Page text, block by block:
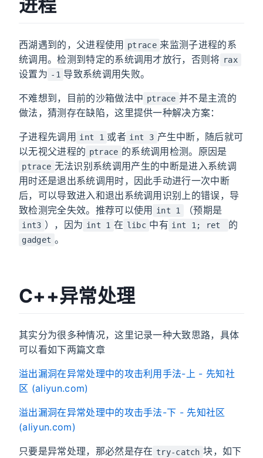
进程
西湖遇到的，父进程使用 ptrace 来监测子进程的系
统调用。检测到特定的系统调用才放行，否则将 rax
设置为 -1 导致系统调用失败。
不难想到，目前的沙箱做法中 ptrace 并不是主流的
做法，猜测存在缺陷，这里提供一种解决方案：
子进程先调用 int 1 或者 int 3 产生中断，随后就可
以无视父进程的 ptrace 的系统调用检测。原因是
ptrace 无法识别系统调用产生的中断是进入系统调
用时还是退出系统调用时，因此手动进行一次中断
后，可以导致进入和退出系统调用识别上的错误，导
致检测完全失效。推荐可以使用 int 1 （预期是
int3 ），因为 int 1 在 libc 中有 int 1; ret 的
gadget 。
C++异常处理
其实分为很多种情况，这里记录一种大致思路，具体
可以看如下两篇文章
溢出漏洞在异常处理中的攻击利用手法-上 - 先知社
区 (aliyun.com)
溢出漏洞在异常处理中的攻击手法-下 - 先知社区
(aliyun.com)
只要是异常处理，那必然是存在 try-catch 块，如下